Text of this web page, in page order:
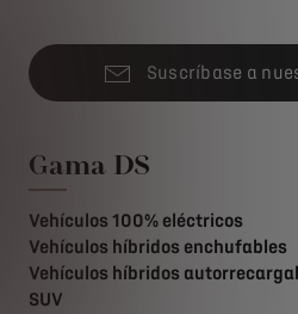
Suscríbase a
Gama DS
Vehículos 100% eléctricos
Vehículos híbridos enchufables
Vehículos híbridos
SUV